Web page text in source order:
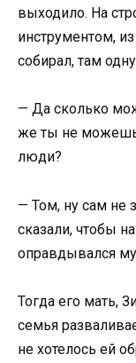
выходило. На
инструментом,
собирал, там
— Да сколько
же ты не можешь
люди?
— Том, ну сам не
сказали, чтобы
оправдывался
Тогда его мать,
семья
не хотелось ей